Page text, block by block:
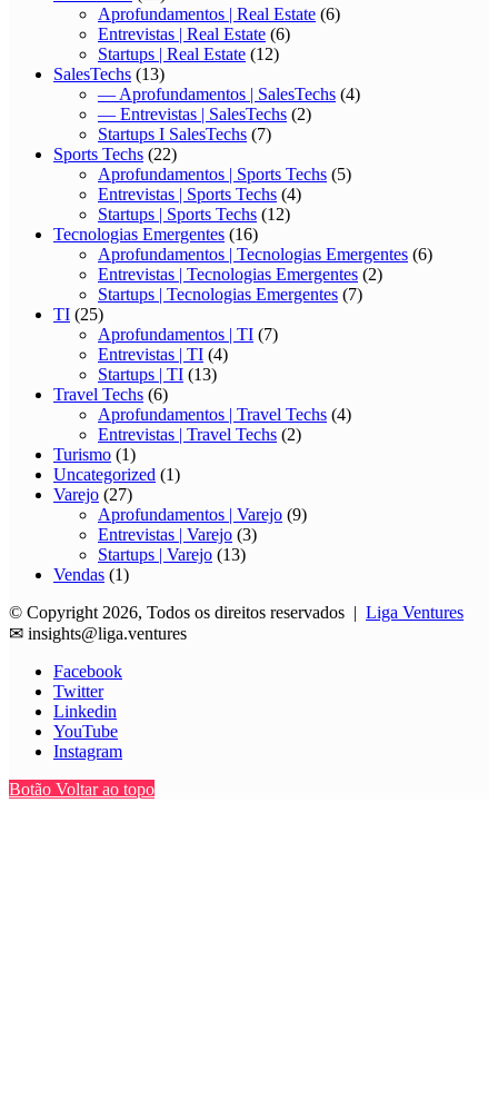
Aprofundamentos | Real Estate (6)
Entrevistas | Real Estate (6)
Startups | Real Estate (12)
SalesTechs (13)
— Aprofundamentos | SalesTechs (4)
— Entrevistas | SalesTechs (2)
Startups I SalesTechs (7)
Sports Techs (22)
Aprofundamentos | Sports Techs (5)
Entrevistas | Sports Techs (4)
Startups | Sports Techs (12)
Tecnologias Emergentes (16)
Aprofundamentos | Tecnologias Emergentes (6)
Entrevistas | Tecnologias Emergentes (2)
Startups | Tecnologias Emergentes (7)
TI (25)
Aprofundamentos | TI (7)
Entrevistas | TI (4)
Startups | TI (13)
Travel Techs (6)
Aprofundamentos | Travel Techs (4)
Entrevistas | Travel Techs (2)
Turismo (1)
Uncategorized (1)
Varejo (27)
Aprofundamentos | Varejo (9)
Entrevistas | Varejo (3)
Startups | Varejo (13)
Vendas (1)
© Copyright 2026, Todos os direitos reservados | Liga Ventures
✉ insights@liga.ventures
Facebook
Twitter
Linkedin
YouTube
Instagram
Botão Voltar ao topo